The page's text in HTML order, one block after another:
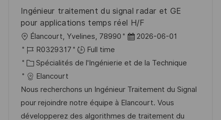
a
p
t
Ingénieur traitement du signal radar et GE
pour applications temps réel H/F
o
c
a
l
i
s
Élancourt, Yvelines, 78990
D
t
d
’
a
2026-06-01
R
é
f
é
r
e
R0329317
Full time
C
a
t
é
g
Spécialités de l'Ingénierie et de la Technique
Elancourt
Nous recherchons un Ingénieur Traitement du Signal
pour rejoindre notre équipe à Elancourt. Vous
développerez des algorithmes de traitement du